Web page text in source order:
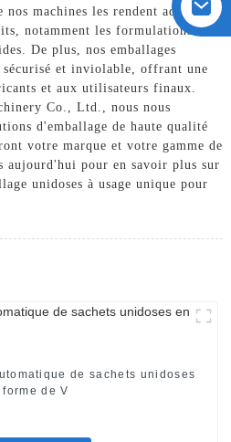
machines les rendent adaptées
notamment les formulations
De plus, nos emballages
sécurisé et inviolable, offrant une
et aux utilisateurs finaux.
Co., Ltd., nous nous
d'emballage de haute qualité
votre marque et votre gamme de
aujourd'hui pour en savoir plus sur
unidoses à usage unique pour
de sachets unidoses
forme de V